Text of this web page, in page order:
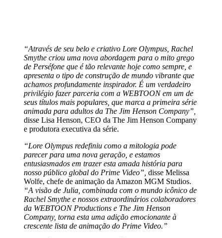
“Através de seu belo e criativo Lore Olympus, Rachel
Smythe criou uma nova abordagem para o mito grego
de Perséfone que é tão relevante hoje como sempre, e
apresenta o tipo de construção de mundo vibrante que
achamos profundamente inspirador. É um verdadeiro
privilégio fazer parceria com a WEBTOON em um de
seus títulos mais populares, que marca a primeira série
animada para adultos da The Jim Henson Company”,
disse Lisa Henson, CEO da The Jim Henson Company
e produtora executiva da série.
“Lore Olympus redefiniu como a mitologia pode
parecer para uma nova geração, e estamos
entusiasmados em trazer esta amada história para
nosso público global do Prime Video”, disse Melissa
Wolfe, chefe de animação da Amazon MGM Studios.
“A visão de Julia, combinada com o mundo icônico de
Rachel Smythe e nossos extraordinários colaboradores
da WEBTOON Productions e The Jim Henson
Company, torna esta uma adição emocionante à
crescente lista de animação do Prime Video.”